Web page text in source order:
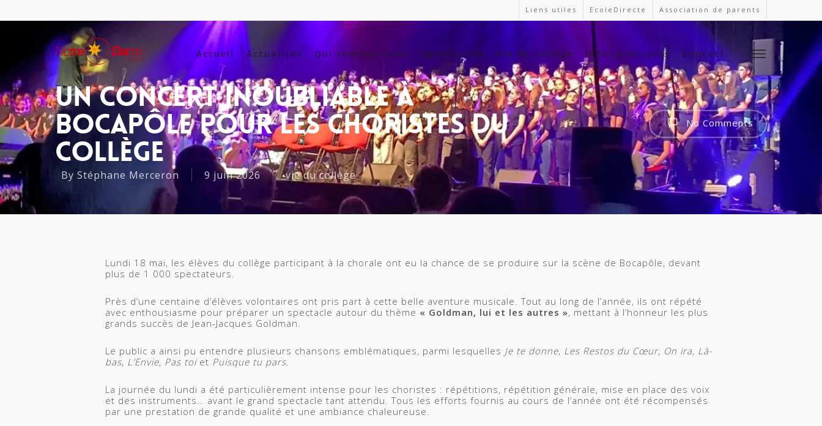
Liens utiles EcoleDirecte Association de parents
Accueil Actualités Qui sommes nous Spécificités Vie du collège Infos pratiques Contact
Un Concert Inoubliable À
Bocapôle Pour Les Choristes Du
Collège
By Stéphane Merceron 9 juin 2026 vie du collège
No Comments
Lundi 18 mai, les élèves du collège participant à la chorale ont eu la chance de se produire sur la scène de Bocapôle, devant
plus de 1 000 spectateurs.
Près d’une centaine d’élèves volontaires ont pris part à cette belle aventure musicale. Tout au long de l’année, ils ont répété
avec enthousiasme pour préparer un spectacle autour du thème « Goldman, lui et les autres », mettant à l’honneur les plus
grands succès de Jean-Jacques Goldman.
Le public a ainsi pu entendre plusieurs chansons emblématiques, parmi lesquelles Je te donne, Les Restos du Cœur, On ira, Là-
bas, L’Envie, Pas toiet Puisque tu pars.
La journée du lundi a été particulièrement intense pour les choristes : répétitions, répétition générale, mise en place des voix
et des instruments… avant le grand spectacle tant attendu. Tous les efforts fournis au cours de l’année ont été récompensés
par une prestation de grande qualité et une ambiance chaleureuse.